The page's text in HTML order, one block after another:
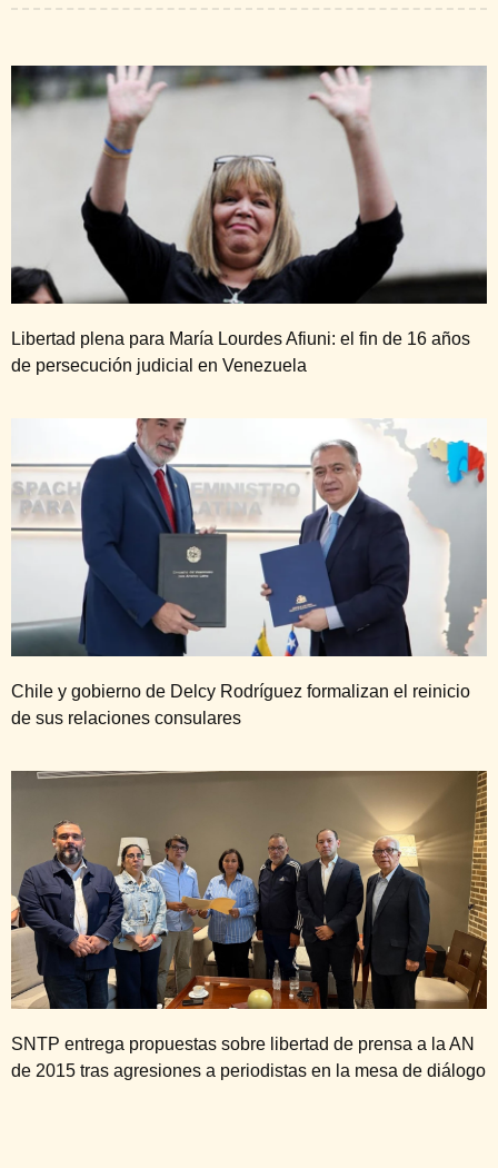
Libertad plena para María Lourdes Afiuni: el fin de 16 años
de persecución judicial en Venezuela
Chile y gobierno de Delcy Rodríguez formalizan el reinicio
de sus relaciones consulares
SNTP entrega propuestas sobre libertad de prensa a la AN
de 2015 tras agresiones a periodistas en la mesa de diálogo